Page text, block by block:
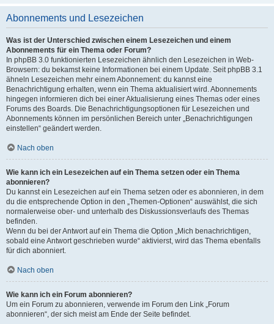
Abonnements und Lesezeichen
Was ist der Unterschied zwischen einem Lesezeichen und einem
Abonnements für ein Thema oder Forum?
In phpBB 3.0 funktionierten Lesezeichen ähnlich den Lesezeichen in Web-
Browsern: du bekamst keine Informationen bei einem Update. Seit phpBB 3.1
ähneln Lesezeichen mehr einem Abonnement: du kannst eine
Benachrichtigung erhalten, wenn ein Thema aktualisiert wird. Abonnements
hingegen informieren dich bei einer Aktualisierung eines Themas oder eines
Forums des Boards. Die Benachrichtigungsoptionen für Lesezeichen und
Abonnements können im persönlichen Bereich unter „Benachrichtigungen
einstellen“ geändert werden.
Nach oben
Wie kann ich ein Lesezeichen auf ein Thema setzen oder ein Thema
abonnieren?
Du kannst ein Lesezeichen auf ein Thema setzen oder es abonnieren, in dem
du die entsprechende Option in den „Themen-Optionen“ auswählst, die sich
normalerweise ober- und unterhalb des Diskussionsverlaufs des Themas
befinden.
Wenn du bei der Antwort auf ein Thema die Option „Mich benachrichtigen,
sobald eine Antwort geschrieben wurde“ aktivierst, wird das Thema ebenfalls
für dich abonniert.
Nach oben
Wie kann ich ein Forum abonnieren?
Um ein Forum zu abonnieren, verwende im Forum den Link „Forum
abonnieren“, der sich meist am Ende der Seite befindet.